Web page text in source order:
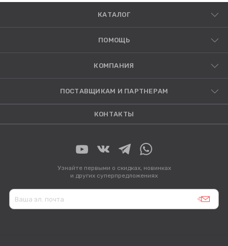
КАТАЛОГ
ПОМОЩЬ
КОМПАНИЯ
ПОСТАВЩИКАМ И ПАРТНЕРАМ
КОНТАКТЫ
Узнайте первыми о скидках, новинках
и других суперпредложениях